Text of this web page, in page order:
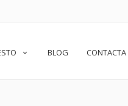
BLOG CONTACTA